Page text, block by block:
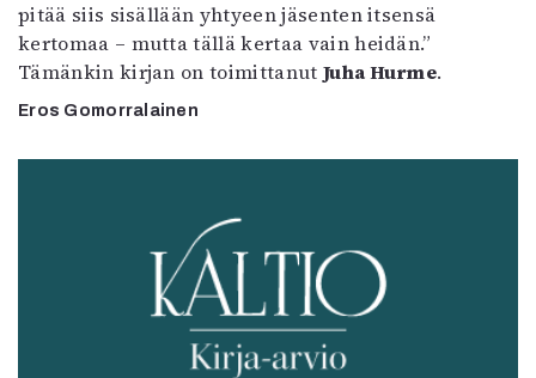
pitää siis sisällään yhtyeen jäsenten itsensä
kertomaa – mutta tällä kertaa vain heidän.”
Tämänkin kirjan on toimittanut Juha Hurme.
Eros Gomorralainen